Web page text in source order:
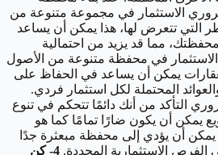
الاستثمار في مجموعة متنوعة من
التي تتعرض لها، هذا يمكن أن يساعد
مما قد يزيد من احتمالية
في محفظة متنوعة من الأصول
يمكن أن يساعد في الحفاظ على
المحتملة لكل استثمار فردي.
التأكد من أنك دائمًا تتحكم في تنوع
يمكن أن يكون ضارًا تمامًا كما هو
يمكن أن يؤدي إلى محفظة مبعثرة جدًا
الفرص الاستثمارية المحددة.
4- كن